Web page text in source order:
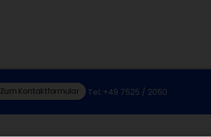
Zum Kontaktformular Tel.:+49 7525 / 2050